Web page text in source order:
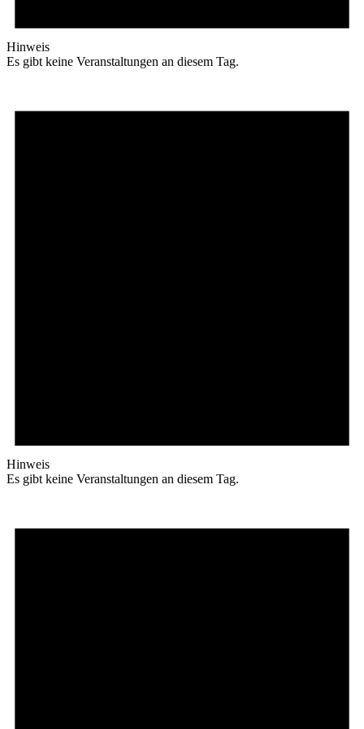
Hinweis
Es gibt keine Veranstaltungen an diesem Tag.
Hinweis
Es gibt keine Veranstaltungen an diesem Tag.